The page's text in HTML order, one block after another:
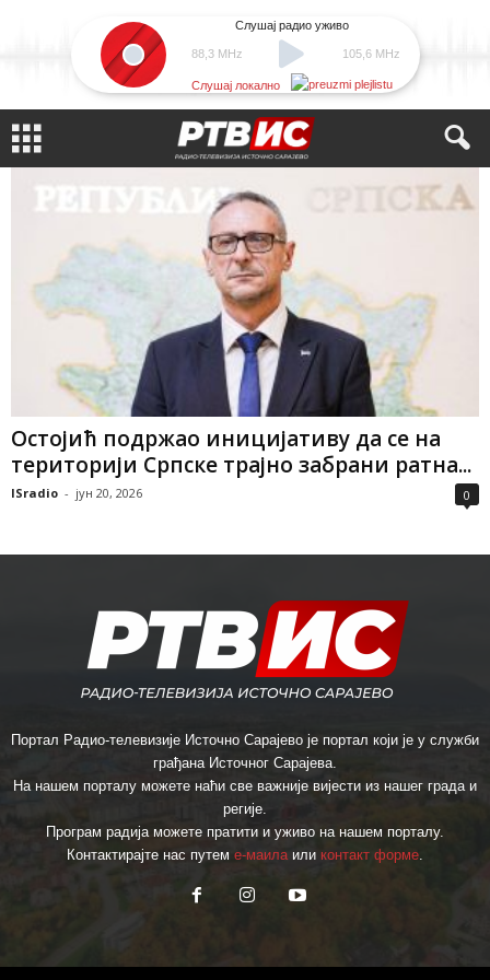
88,3 MHz
Слушај радио уживо
105,6 MHz
Слушај локално
Остојић подржао иницијативу да се на
територији Српске трајно забрани ратна...
ISradio - јун 20, 2026 0
Портал Радио-телевизије Источно Сарајево је портал који је у служби
грађана Источног Сарајева.
На нашем порталу можете наћи све важније вијести из нашег града и
регије.
Програм радија можете пратити и уживо на нашем порталу.
Контактирајте нас путем е-маилаили контакт форме.